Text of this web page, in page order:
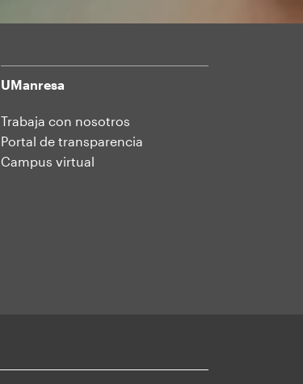
UManresa
Trabaja con nosotros
Portal de transparencia
Campus virtual